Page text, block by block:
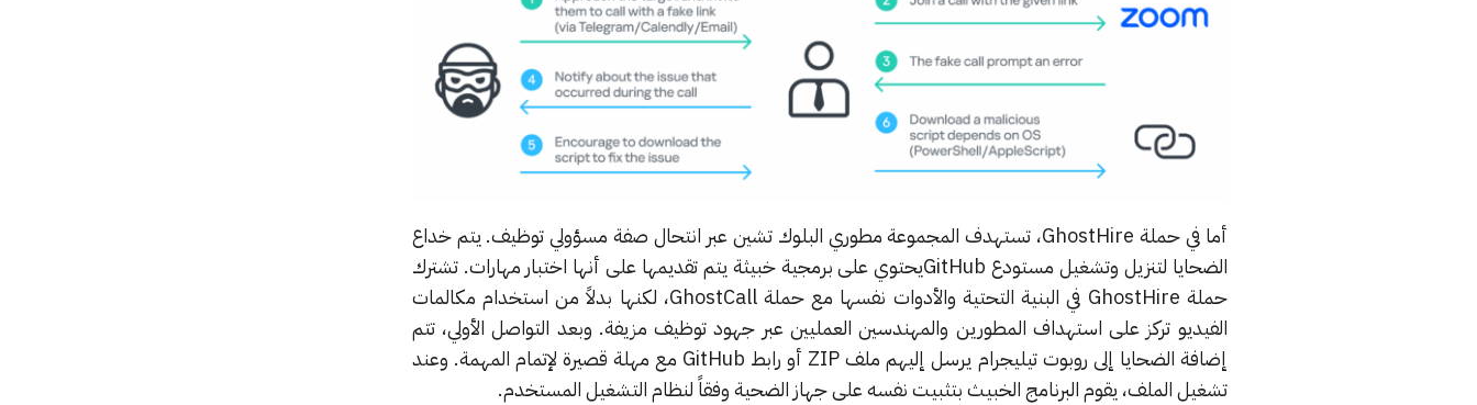
أما في حملة GhostHire، تستهدف المجموعة مطوري البلوك تشين عبر انتحال صفة مسؤولي توظيف. يتم خداع
الضحايا لتنزيل وتشغيل مستودع GitHubيحتوي على برمجية خبيثة يتم تقديمها على أنها اختبار مهارات. تشترك
حملة GhostHire في البنية التحتية والأدوات نفسها مع حملة GhostCall، لكنها بدلاً من استخدام مكالمات
الفيديو تركز على استهداف المطورين والمهندسين العمليين عبر جهود توظيف مزيفة. وبعد التواصل الأولي، تتم
إضافة الضحايا إلى روبوت تيليجرام يرسل إليهم ملف ZIP أو رابط GitHub مع مهلة قصيرة لإتمام المهمة. وعند
تشغيل الملف، يقوم البرنامج الخبيث بتثبيت نفسه على جهاز الضحية وفقاً لنظام التشغيل المستخدم.